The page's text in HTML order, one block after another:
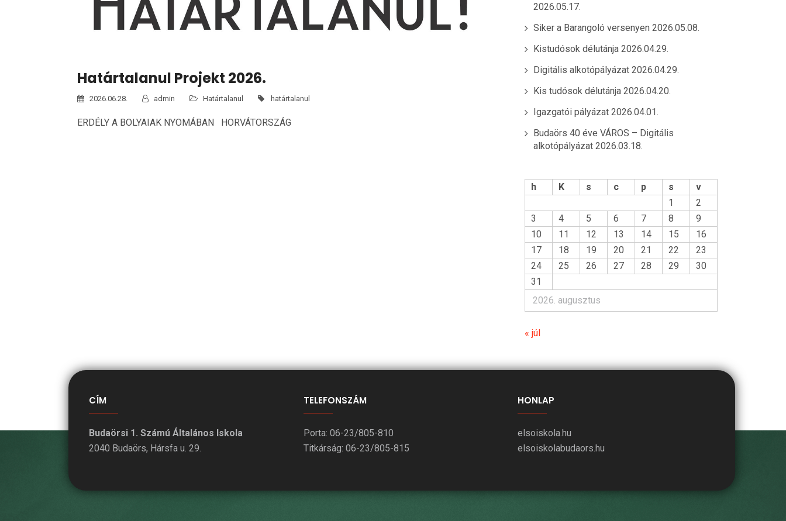
Határtalanul Projekt 2026.
2026.06.28. admin Határtalanul határtalanul
ERDÉLY A BOLYAIAK NYOMÁBAN HORVÁTORSZÁG
2026.05.17.
Siker a Barangoló versenyen 2026.05.08.
Kistudósok délutánja 2026.04.29.
Digitális alkotópályázat 2026.04.29.
Kis tudósok délutánja 2026.04.20.
Igazgatói pályázat 2026.04.01.
Budaörs 40 éve VÁROS – Digitális
alkotópályázat 2026.03.18.
2026. augusztus
h K s c p s
v
1
2
3
4 5 6 7 8
9
10
11 12 13 14 15
16
17
18 19 20 21 22
23
24
25 26 27 28 29
30
31
« júl
CÍM
Budaörsi 1. Számú Általános Iskola
2040 Budaörs, Hársfa u. 29.
TELEFONSZÁM
Porta: 06-23/805-810
Titkárság: 06-23/805-815
HONLAP
elsoiskola.hu
elsoiskolabudaors.hu